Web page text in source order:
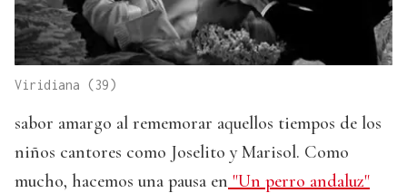
Viridiana (39)
sabor amargo al rememorar aquellos tiempos de los
niños cantores como Joselito y Marisol. Como
mucho, hacemos una pausa en "Un perro andaluz"